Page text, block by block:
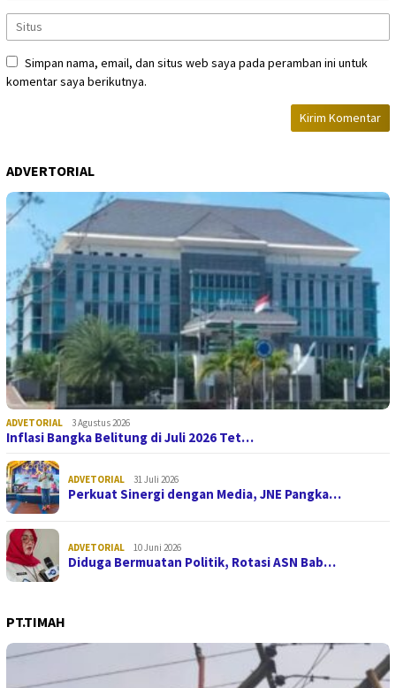
Simpan nama, email, dan situs web saya pada peramban ini untuk
komentar saya berikutnya.
ADVERTORIAL
ADVETORIAL 3 Agustus 2026
Inflasi Bangka Belitung di Juli 2026 Tet…
ADVETORIAL 31 Juli 2026
Perkuat Sinergi dengan Media, JNE Pangka…
ADVETORIAL 10 Juni 2026
Diduga Bermuatan Politik, Rotasi ASN Bab…
PT.TIMAH